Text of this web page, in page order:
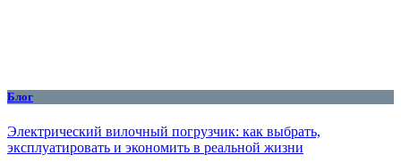
Блог
Электрический вилочный погрузчик: как выбрать,
эксплуатировать и экономить в реальной жизни